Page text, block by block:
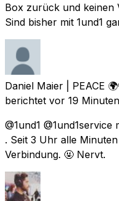
Box zurück und keinen
Sind bisher mit 1und1
Daniel Maier | PEACE
berichtet vor 19 Minuten
@1und1
. Seit 3 Uhr alle
Verbindung. 🤬 Nervt.